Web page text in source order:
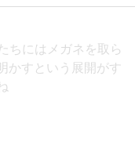
ちにはメガネを取ら
かすという展開がす